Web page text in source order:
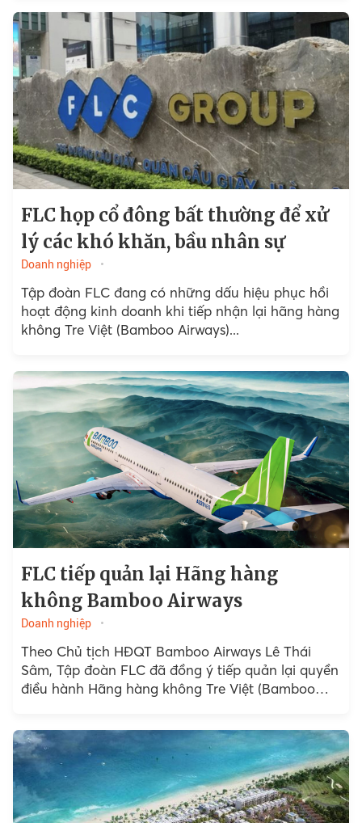
FLC họp cổ đông bất thường để xử
lý các khó khăn, bầu nhân sự
Doanh nghiệp
Tập đoàn FLC đang có những dấu hiệu phục hồi
hoạt động kinh doanh khi tiếp nhận lại hãng hàng
không Tre Việt (Bamboo Airways)...
FLC tiếp quản lại Hãng hàng
không Bamboo Airways
Doanh nghiệp
Theo Chủ tịch HĐQT Bamboo Airways Lê Thái
Sâm, Tập đoàn FLC đã đồng ý tiếp quản lại quyền
điều hành Hãng hàng không Tre Việt (Bamboo